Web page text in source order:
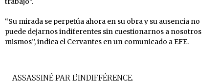
“Su mirada se perpetúa ahora en su obra y su ausencia no
puede dejarnos indiferentes sin cuestionarnos a nosotros
mismos”, indica el Cervantes en un comunicado a EFE.
ASSASSINÉ PAR L’INDIFFÉRENCE.